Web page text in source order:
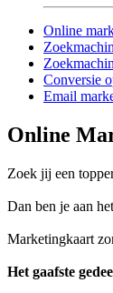
Online
Conversie
Email
Online
Zoek jij een
Dan ben je aan
Marketingkaart
Het gaafste